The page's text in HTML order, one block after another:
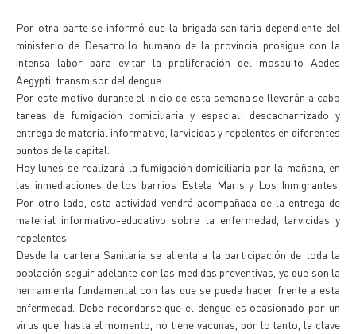
Por otra parte se informó que la brigada sanitaria dependiente del
ministerio de Desarrollo humano de la provincia prosigue con la
intensa labor para evitar la proliferación del mosquito Aedes
Aegypti, transmisor del dengue.
Por este motivo durante el inicio de esta semana se llevarán a cabo
tareas de fumigación domiciliaria y espacial; descacharrizado y
entrega de material informativo, larvicidas y repelentes en diferentes
puntos de la capital.
Hoy lunes se realizará la fumigación domiciliaria por la mañana, en
las inmediaciones de los barrios Estela Maris y Los Inmigrantes.
Por otro lado, esta actividad vendrá acompañada de la entrega de
material informativo-educativo sobre la enfermedad, larvicidas y
repelentes.
Desde la cartera Sanitaria se alienta a la participación de toda la
población seguir adelante con las medidas preventivas, ya que son la
herramienta fundamental con las que se puede hacer frente a esta
enfermedad. Debe recordarse que el dengue es ocasionado por un
virus que, hasta el momento, no tiene vacunas, por lo tanto, la clave